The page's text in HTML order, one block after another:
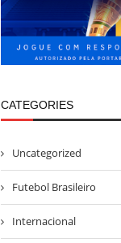
CATEGORIES
Uncategorized
Futebol Brasileiro
Internacional